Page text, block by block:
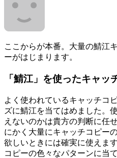
ここからが本番。大量の鯖江
ーがはじまります。
「鯖江」を使ったキャッ
よく使われているキャッチコ
ズに鯖江を当てはめました。
えないのかは貴方の判断に任
にかく大量にキャッチコピー
欲しいときには確実に使えま
コピーの色々なパターンに当